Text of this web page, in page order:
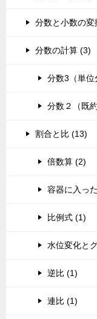
分数と小数の変
分数の計算 (3)
分数3（単位
分数２（既
割合と比 (13)
倍数算 (2)
容器に入っ
比例式 (1)
水位変化と
逆比 (1)
連比 (1)